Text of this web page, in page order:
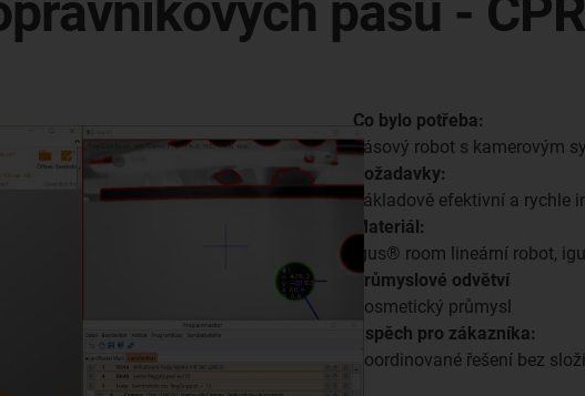
pásů - CPR
Co bylo potřeba:
pásový robot s kamerovým
Požadavky:
nákladově efektivní a rychle
Materiál:
igus® room lineární robot,
Průmyslové odvětví
Kosmetický průmysl
Úspěch pro zákazníka:
Koordinované řešení bez